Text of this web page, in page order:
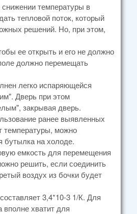
температуры в
тепловой поток, который
решений. Но, при этом,
ее открыть и его не должно
должно перемещать
легко испаряющейся
Дверь при этом
закрывая дверь.
ранее выявленных
температуры, можно
бутылка на холоде.
емкость для перемещения
решить, если соединить
воздух из бочки будет
3,4*10-3 1/К. Для
хватит для